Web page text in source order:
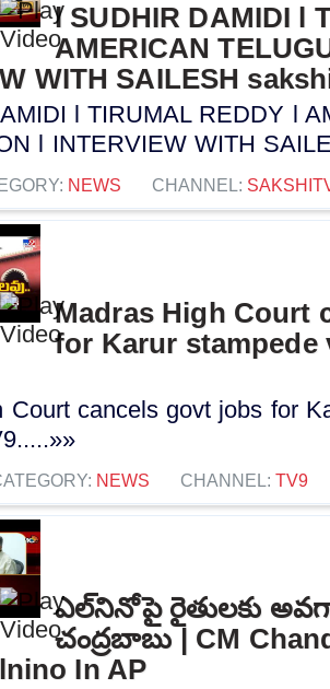
l SUDHIR DAMIDI l
AMERICAN
WITH SAILESH
l TIRUMAL REDDY l
l INTERVIEW WITH
NEWS CHANNEL:
Madras High Court
for Karur
Court cancels govt jobs for
NEWS CHANNEL: TV9
ఎల్‌నినోపై రైతులకు
చంద్రబాబు | CM
In AP